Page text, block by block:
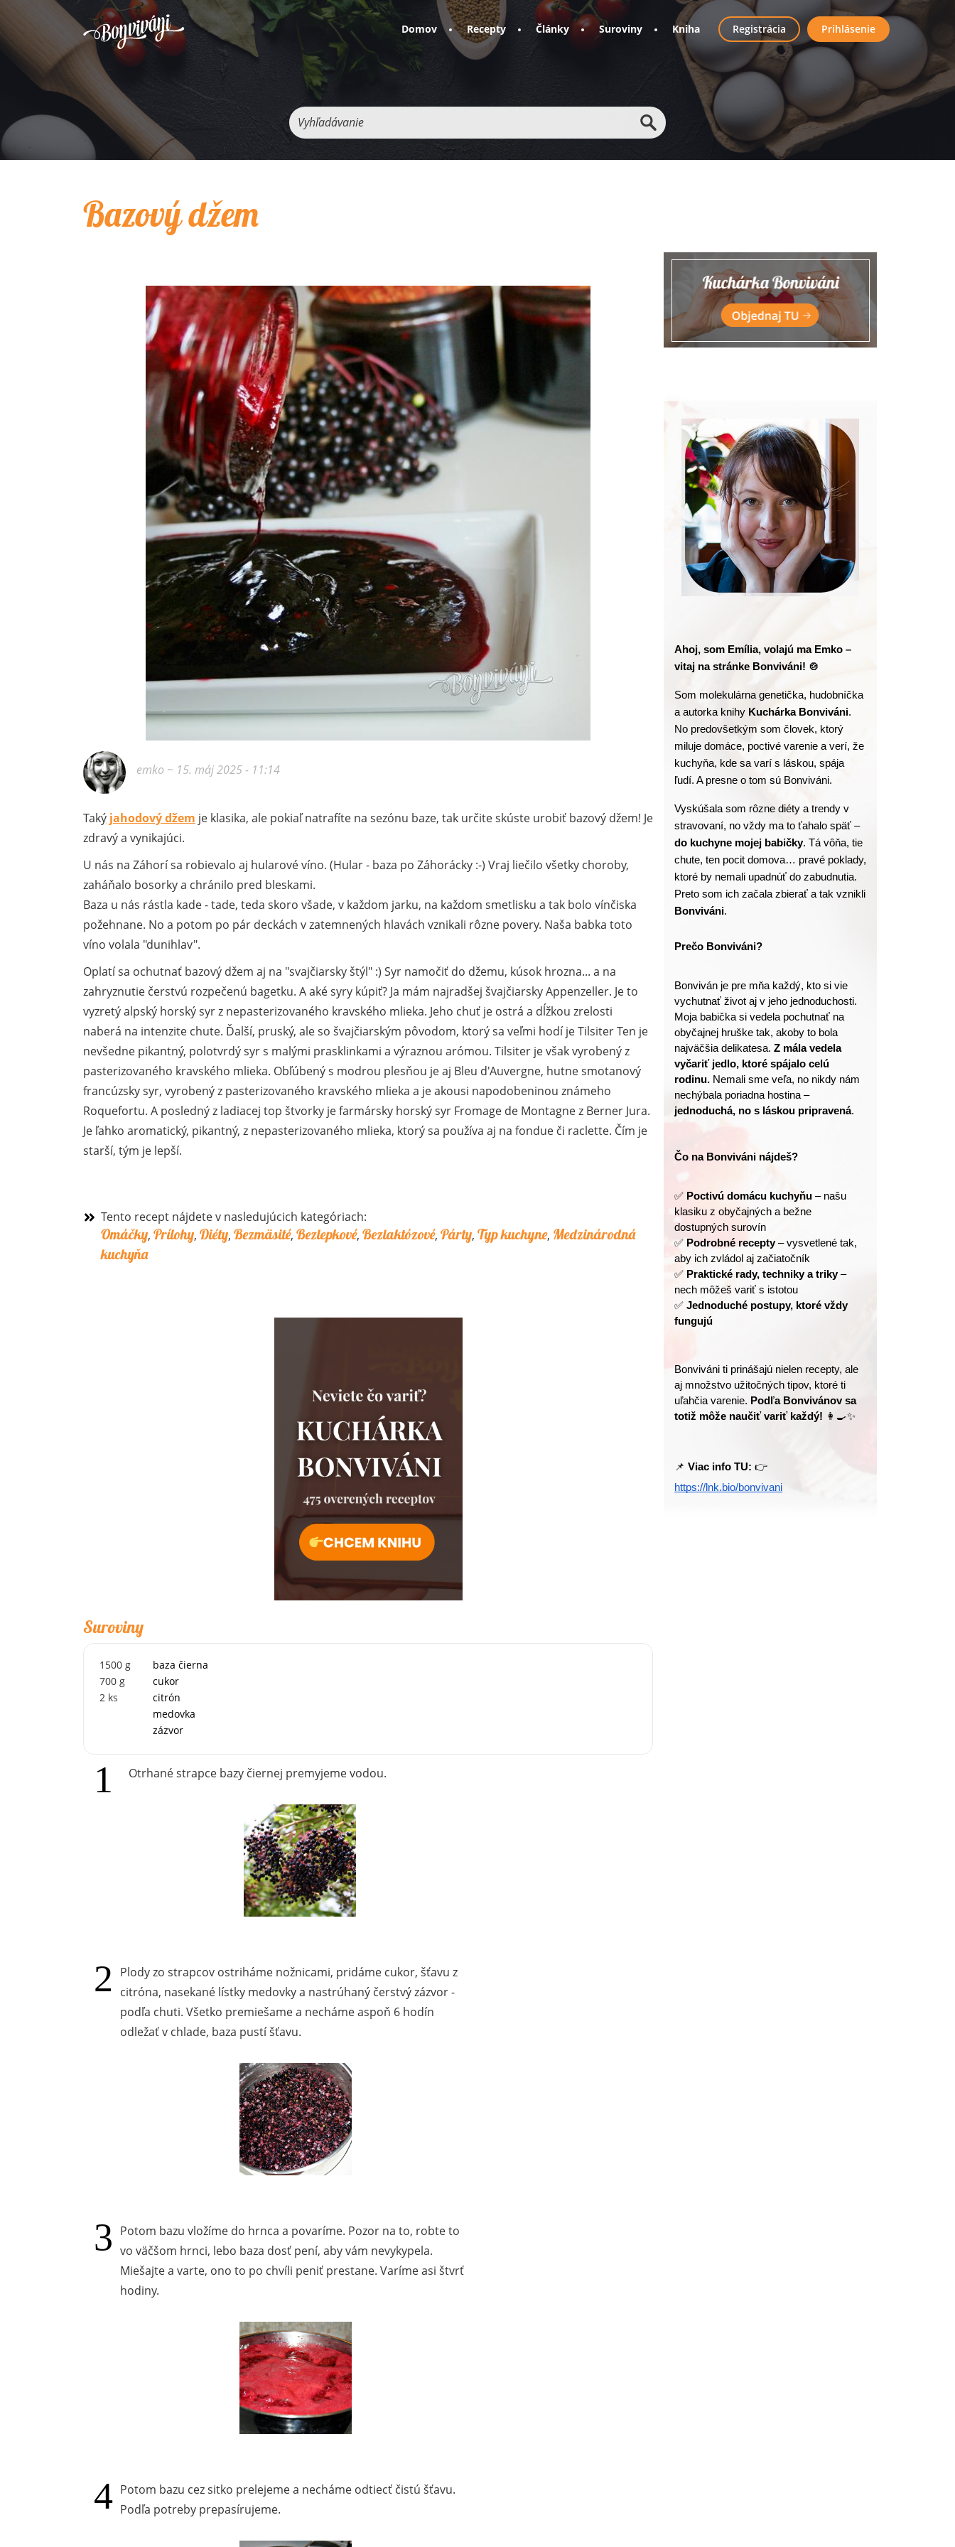
Domov Recepty Články Suroviny Kniha
User
account
menu
Registrácia Prihlásenie
Vyhľadávanie
Bazový džem
emko ~ 15. máj 2025 - 11:14
Taký jahodový džem je klasika, ale pokiaľ natrafíte na sezónu baze, tak určite skúste urobiť bazový džem! Je
zdravý a vynikajúci.
U nás na Záhorí sa robievalo aj hularové víno. (Hular - baza po Záhorácky :-) Vraj liečilo všetky choroby,
zaháňalo bosorky a chránilo pred bleskami.
Baza u nás rástla kade - tade, teda skoro všade, v každom jarku, na každom smetlisku a tak bolo vínčiska
požehnane. No a potom po pár deckách v zatemnených hlavách vznikali rôzne povery. Naša babka toto
víno volala "dunihlav".
Oplatí sa ochutnať bazový džem aj na "svajčiarsky štýl" :) Syr namočiť do džemu, kúsok hrozna... a na
zahryznutie čerstvú rozpečenú bagetku. A aké syry kúpiť? Ja mám najradšej švajčiarsky Appenzeller. Je to
vyzretý alpský horský syr z nepasterizovaného kravského mlieka. Jeho chuť je ostrá a dĺžkou zrelosti
naberá na intenzite chute. Ďalší, pruský, ale so švajčiarským pôvodom, ktorý sa veľmi hodí je Tilsiter Ten je
nevšedne pikantný, polotvrdý syr s malými prasklinkami a výraznou arómou. Tilsiter je však vyrobený z
pasterizovaného kravského mlieka. Obľúbený s modrou plesňou je aj Bleu d'Auvergne, hutne smotanový
francúzsky syr, vyrobený z pasterizovaného kravského mlieka a je akousi napodobeninou známeho
Roquefortu. A posledný z ladiacej top štvorky je farmársky horský syr Fromage de Montagne z Berner Jura.
Je ľahko aromatický, pikantný, z nepasterizovaného mlieka, ktorý sa používa aj na fondue či raclette. Čím je
starší, tým je lepší.
Tento recept nájdete v nasledujúcich kategóriach:
Omáčky, Prílohy, Diéty, Bezmäsité, Bezlepkové, Bezlaktózové, Párty, Typ kuchyne, Medzinárodná
kuchyňa
Suroviny
1500 g
baza čierna
700 g
cukor
2 ks
citrón
medovka
zázvor
Otrhané strapce bazy čiernej premyjeme vodou.
Plody zo strapcov ostriháme nožnicami, pridáme cukor, šťavu z
citróna, nasekané lístky medovky a nastrúhaný čerstvý zázvor -
podľa chuti. Všetko premiešame a necháme aspoň 6 hodín
odležať v chlade, baza pustí šťavu.
Potom bazu vložíme do hrnca a povaríme. Pozor na to, robte to
vo väčšom hrnci, lebo baza dosť pení, aby vám nevykypela.
Miešajte a varte, ono to po chvíli peniť prestane. Varíme asi štvrť
hodiny.
Potom bazu cez sitko prelejeme a necháme odtiecť čistú šťavu.
Podľa potreby prepasírujeme.
Ahoj, som Emília, volajú ma Emko –
vitaj na stránke Bonviváni! 🍲
Som molekulárna genetička, hudobníčka
a autorka knihy Kuchárka Bonviváni.
No predovšetkým som človek, ktorý
miluje domáce, poctivé varenie a verí, že
kuchyňa, kde sa varí s láskou, spája
ľudí. A presne o tom sú Bonviváni.
Vyskúšala som rôzne diéty a trendy v
stravovaní, no vždy ma to ťahalo späť –
do kuchyne mojej babičky. Tá vôňa, tie
chute, ten pocit domova… pravé poklady,
ktoré by nemali upadnúť do zabudnutia.
Bonviváni.
Prečo Bonviváni?
Bonviván je pre mňa každý, kto si vie
vychutnať život aj v jeho jednoduchosti.
Moja babička si vedela pochutnať na
obyčajnej hruške tak, akoby to bola
najväčšia delikatesa. Z mála vedela
vyčariť jedlo, ktoré spájalo celú
rodinu. Nemali sme veľa, no nikdy nám
nechýbala poriadna hostina –
jednoduchá, no s láskou pripravená.
Čo na Bonviváni nájdeš?
✅ Poctivú domácu kuchyňu – našu
klasiku z obyčajných a bežne
dostupných surovín
✅ Podrobné recepty – vysvetlené tak,
aby ich zvládol aj začiatočník
✅ Praktické rady, techniky a triky –
nech môžeš variť s istotou
✅ Jednoduché postupy, ktoré vždy
fungujú
Bonviváni ti prinášajú nielen recepty, ale
aj množstvo užitočných tipov, ktoré ti
uľahčia varenie. Podľa Bonvivánov sa
totiž môže naučiť variť každý! 👩‍🍳✨
📌 Viac info TU:
https://lnk.bio/bonvivani